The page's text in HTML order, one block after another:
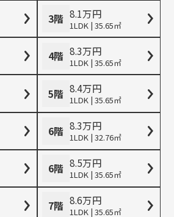
3階 8.1万円
1LDK | 35.65㎡
4階 8.3万円
1LDK | 35.65㎡
5階 8.4万円
1LDK | 35.65㎡
6階 8.3万円
1LDK | 32.76㎡
6階 8.5万円
1LDK | 35.65㎡
7階 8.6万円
1LDK | 35.65㎡